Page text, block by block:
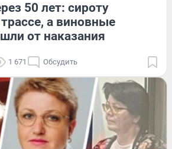
50 лет: сироту
а виновные
от наказания
1 671 Обсудить